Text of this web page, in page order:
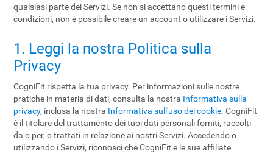
qualsiasi parte dei Servizi. Se non si accettano questi termini e
condizioni, non è possibile creare un account o utilizzare i Servizi.
1. Leggi la nostra Politica sulla
Privacy
CogniFit rispetta la tua privacy. Per informazioni sulle nostre
pratiche in materia di dati, consulta la nostra Informativa sulla
privacy, inclusa la nostra Informativa sull'uso dei cookie. CogniFit
è il titolare del trattamento dei tuoi dati personali forniti, raccolti
da o per, o trattati in relazione ai nostri Servizi. Accedendo o
utilizzando i Servizi, riconosci che CogniFit e le sue affiliate